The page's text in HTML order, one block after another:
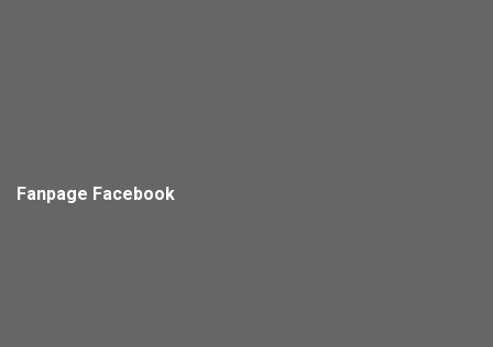
Fanpage Facebook